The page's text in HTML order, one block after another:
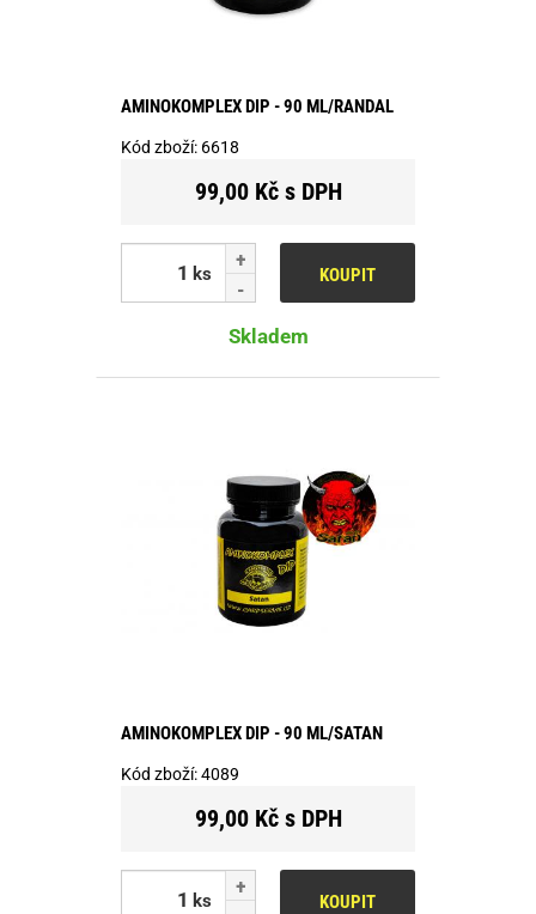
AMINOKOMPLEX DIP - 90 ML/RANDAL
Kód zboží: 6618
99,00 Kč s DPH
ks KOUPIT
Skladem
AMINOKOMPLEX DIP - 90 ML/SATAN
Kód zboží:4089
99,00 Kč s DPH
ks KOUPIT